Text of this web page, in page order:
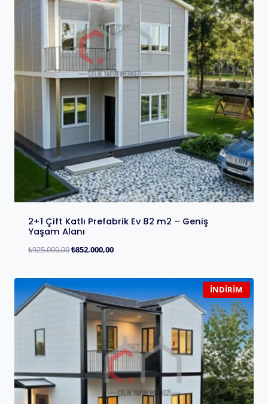
2+1 Çift Katlı Prefabrik Ev 82 m2 – Geniş
Yaşam Alanı
₺925.000,00₺852.000,00
İNDIRIM